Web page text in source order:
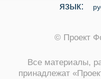
язык:
© Проект
Все материалы,
принадлежат